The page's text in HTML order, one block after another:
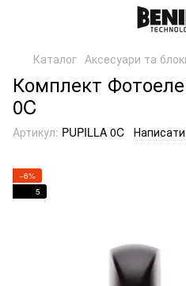
Каталог Аксесуари та
Комплект
0C
Артикул: PUPILLA 0C Написати
−6%
5